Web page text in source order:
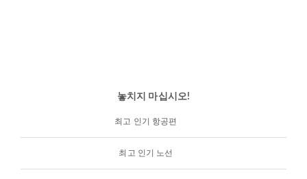
놓치지 마십시오!
최고 인기 항공편
최고 인기 노선